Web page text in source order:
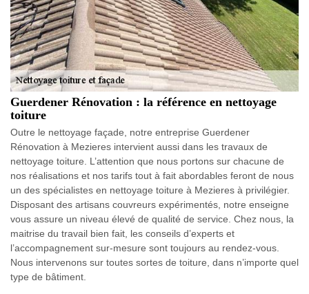
Guerdener Rénovation : la référence en nettoyage
toiture
Outre le nettoyage façade, notre entreprise Guerdener
Rénovation à Mezieres intervient aussi dans les travaux de
nettoyage toiture. L’attention que nous portons sur chacune de
nos réalisations et nos tarifs tout à fait abordables feront de nous
un des spécialistes en nettoyage toiture à Mezieres à privilégier.
Disposant des artisans couvreurs expérimentés, notre enseigne
vous assure un niveau élevé de qualité de service. Chez nous, la
maitrise du travail bien fait, les conseils d’experts et
l’accompagnement sur-mesure sont toujours au rendez-vous.
Nous intervenons sur toutes sortes de toiture, dans n’importe quel
type de bâtiment.